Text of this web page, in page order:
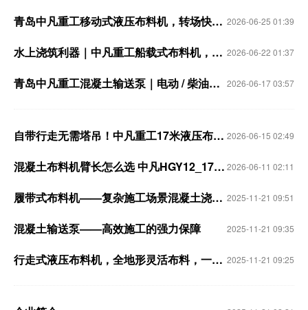
青岛中凡重工移动式液压布料机，转场快人一步，浇筑精准到位 2026-06-25 01:39
水上浇筑利器｜中凡重工船载式布料机，解锁水域工程施工新方案 2026-06-22 01:37
青岛中凡重工混凝土输送泵｜电动 / 柴油双动力全覆盖，全型号一站式配齐 2026-06-17 03:57
自带行走无需塔吊！中凡重工17米液压布料机，工地施工刚需设备 2026-06-15 02:49
混凝土布料机臂长怎么选 中凡HGY12_17_21_24_32米全场景对照 2026-06-11 02:11
履带式布料机——复杂施工场景混凝土浇筑的关键设备 2025-11-21 09:51
混凝土输送泵——高效施工的强力保障 2025-11-21 09:35
行走式液压布料机，全地形灵活布料，一机解锁浇筑自由！ 2025-11-21 09:25